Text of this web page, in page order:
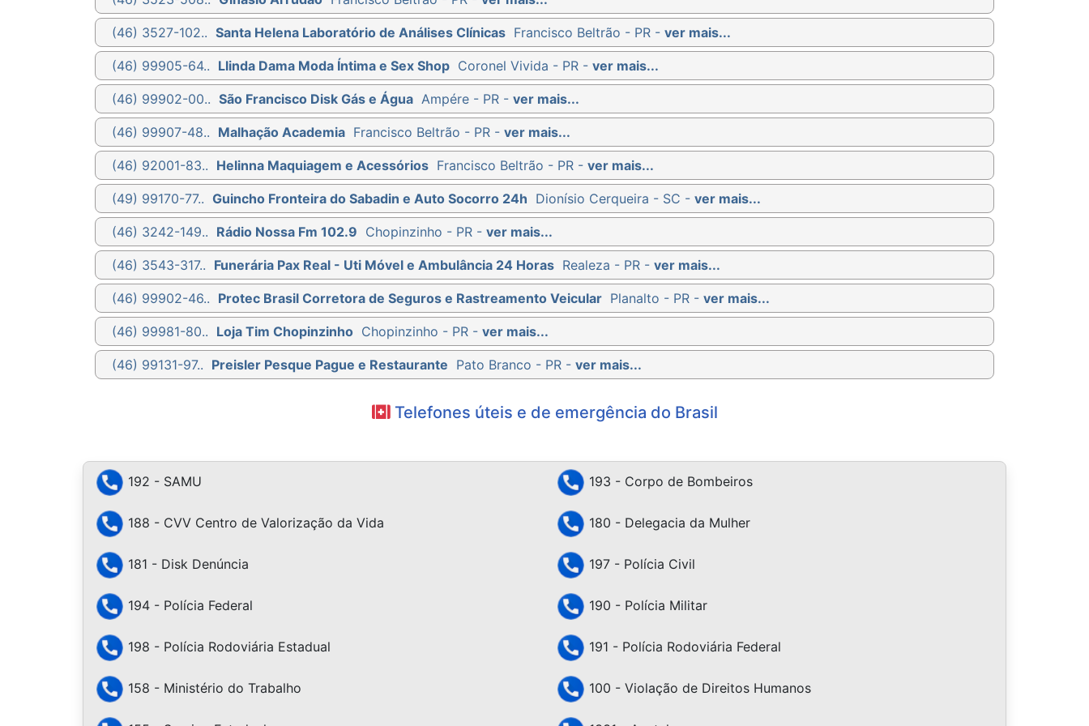
(46) 3527-102.. Santa Helena Laboratório de Análises Clínicas Francisco Beltrão - PR - ver mais...
(46) 99905-64.. Llinda Dama Moda Íntima e Sex Shop Coronel Vivida - PR - ver mais...
(46) 99902-00.. São Francisco Disk Gás e Água Ampére - PR - ver mais...
(46) 99907-48.. Malhação Academia Francisco Beltrão - PR - ver mais...
(46) 92001-83.. Helinna Maquiagem e Acessórios Francisco Beltrão - PR - ver mais...
(49) 99170-77.. Guincho Fronteira do Sabadin e Auto Socorro 24h Dionísio Cerqueira - SC - ver mais...
(46) 3242-149.. Rádio Nossa Fm 102.9 Chopinzinho - PR - ver mais...
(46) 3543-317.. Funerária Pax Real - Uti Móvel e Ambulância 24 Horas Realeza - PR - ver mais...
(46) 99902-46.. Protec Brasil Corretora de Seguros e Rastreamento Veicular Planalto - PR - ver mais...
(46) 99981-80.. Loja Tim Chopinzinho Chopinzinho - PR - ver mais...
(46) 99131-97.. Preisler Pesque Pague e Restaurante Pato Branco - PR - ver mais...
Telefones úteis e de emergência do Brasil
192 - SAMU 193 - Corpo de Bombeiros
188 - CVV Centro de Valorização da Vida 180 - Delegacia da Mulher
181 - Disk Denúncia 197 - Polícia Civil
194 - Polícia Federal 190 - Polícia Militar
198 - Polícia Rodoviária Estadual 191 - Polícia Rodoviária Federal
158 - Ministério do Trabalho 100 - Violação de Direitos Humanos